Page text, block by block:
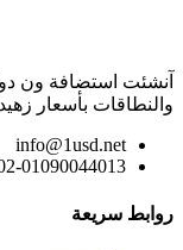
آنشئت استضافة ون
والنطاقات بأسعار
info@1usd.net
01090044013
روابط سريعة